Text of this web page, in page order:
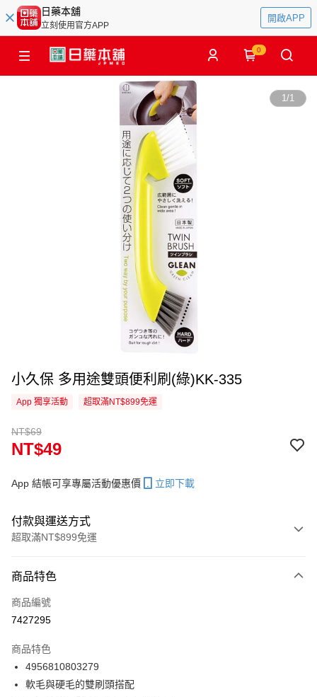
日藥本舖
立刻使用官方APP
開啟APP
0
1/1
小久保 多用途雙頭便利刷(綠)KK-335
App 獨享活動 超取滿NT$899免運
NT$69
NT$49
App 結帳可享專屬活動優惠價 立即下載
付款與運送方式
超取滿NT$899免運
信用卡一次付款
超商取貨付款
Apple Pay
街口支付
商品特色
商品編號
7427295
商品特色
4956810803279
軟毛與硬毛的雙刷頭搭配